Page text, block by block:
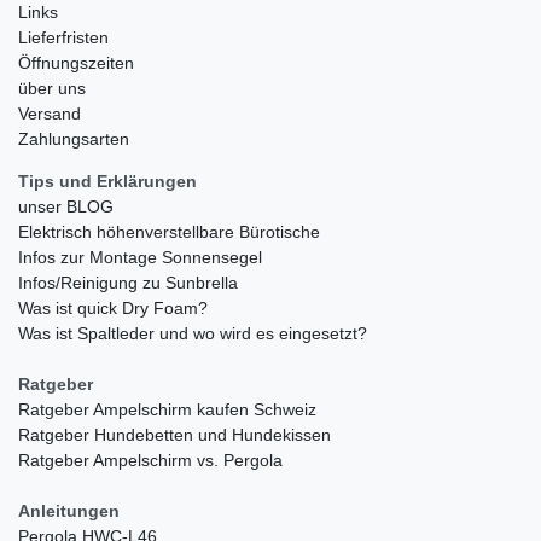
Links
Lieferfristen
Öffnungszeiten
über uns
Versand
Zahlungsarten
Tips und Erklärungen
unser BLOG
Elektrisch höhenverstellbare Bürotische
Infos zur Montage Sonnensegel
Infos/Reinigung zu Sunbrella
Was ist quick Dry Foam?
Was ist Spaltleder und wo wird es eingesetzt?
Ratgeber
Ratgeber Ampelschirm kaufen Schweiz
Ratgeber Hundebetten und Hundekissen
Ratgeber Ampelschirm vs. Pergola
Anleitungen
Pergola HWC-L46